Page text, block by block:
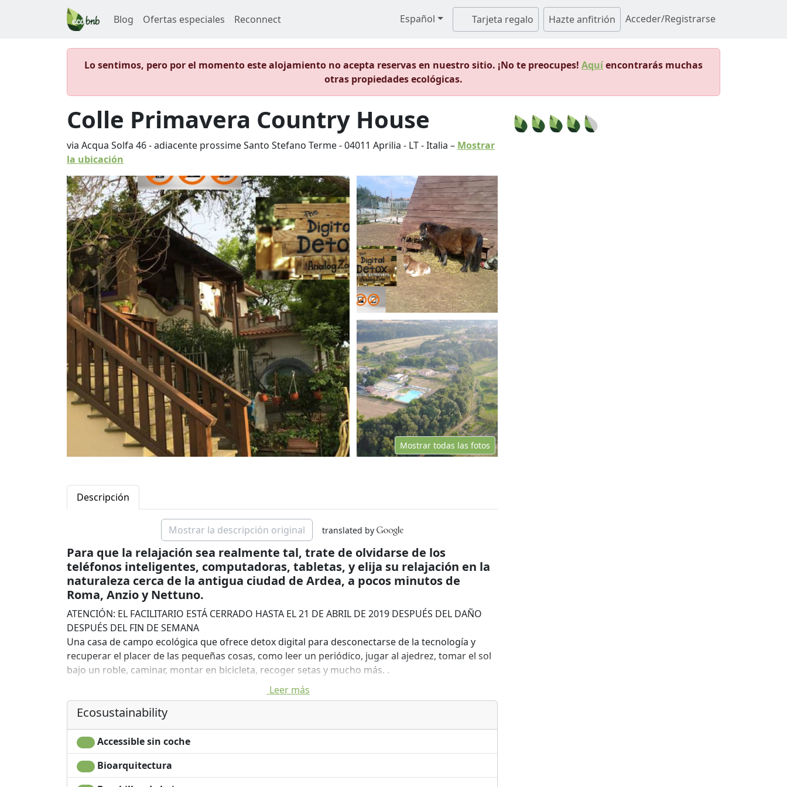
Blog Ofertas especiales Reconnect Español Tarjeta regalo Hazte anfitrión Acceder/Registrarse
Lo sentimos, pero por el momento este alojamiento no acepta reservas en nuestro sitio. ¡No te preocupes! Aquíencontrarás muchas
otras propiedades ecológicas.
Colle Primavera Country House
via Acqua Solfa 46 - adiacente prossime Santo Stefano Terme-04011 Aprilia - LT-Italia – Mostrar
la ubicación
Mostrar todas las fotos
Descripción
Mostrar la descripción original translated by
Para que la relajación sea realmente tal, trate de olvidarse de los
teléfonos inteligentes, computadoras, tabletas, y elija su relajación en la
naturaleza cerca de la antigua ciudad de Ardea, a pocos minutos de
Roma, Anzio y Nettuno.
ATENCIÓN: EL FACILITARIO ESTÁ CERRADO HASTA EL 21 DE ABRIL DE 2019 DESPUÉS DEL DAÑO
DESPUÉS DEL FIN DE SEMANA
Una casa de campo ecológica que ofrece detox digital para desconectarse de la tecnología y
recuperar el placer de las pequeñas cosas, como leer un periódico, jugar al ajedrez, tomar el sol
bajo un roble, caminar, montar en bicicleta, recoger setas y mucho más. .
La cocina se basa en productos orgánicos de origen local y / o cultivados en nuestro jardín.
Ofrecemos deliciosos y famosos platos caseros a excepción de la carne y el pescado, prefiriendo
The Country House- bed & breakfast está ubicado cerca de la antigua ciudad de Ardea ... para
aquellos que aman la tranquilidad a solo minutos de Roma, Anzio y Nettuno.
Roma está a sólo 25 minutos en coche.
Leer más
Ecosustainability
Accessible sin coche
Bioarquitectura